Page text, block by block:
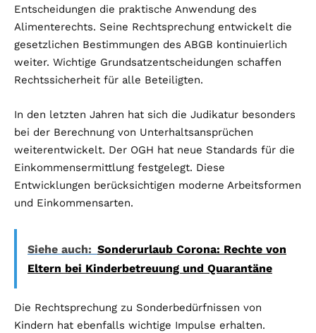
Entscheidungen die praktische Anwendung des
Alimenterechts. Seine Rechtsprechung entwickelt die
gesetzlichen Bestimmungen des ABGB kontinuierlich
weiter. Wichtige Grundsatzentscheidungen schaffen
Rechtssicherheit für alle Beteiligten.
In den letzten Jahren hat sich die Judikatur besonders
bei der Berechnung von Unterhaltsansprüchen
weiterentwickelt. Der OGH hat neue Standards für die
Einkommensermittlung festgelegt. Diese
Entwicklungen berücksichtigen moderne Arbeitsformen
und Einkommensarten.
Siehe auch: Sonderurlaub Corona: Rechte von
Eltern bei Kinderbetreuung und Quarantäne
Die Rechtsprechung zu Sonderbedürfnissen von
Kindern hat ebenfalls wichtige Impulse erhalten.